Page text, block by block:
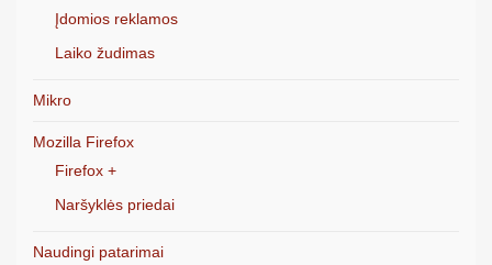
Įdomios reklamos
Laiko žudimas
Mikro
Mozilla Firefox
Firefox +
Naršyklės priedai
Naudingi patarimai